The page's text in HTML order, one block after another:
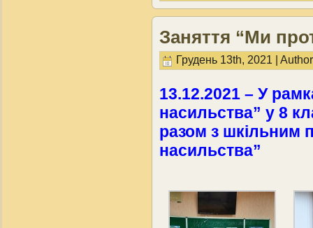
Заняття “Ми
Грудень 13th, 2021 |
13.12.2021 – У
насильства” у 8
разом з шкільним
насильства”